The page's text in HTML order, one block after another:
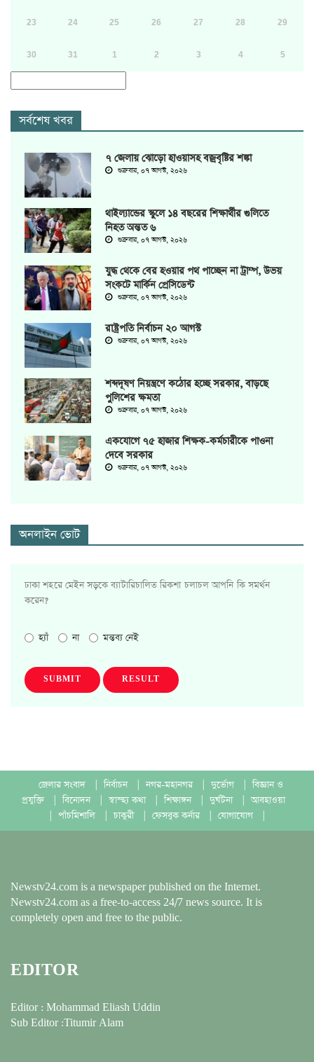
23 24 25 26 27 28 29
30 31 1 2 3 4 5
সর্বশেষ খবর
৭ জেলায় ঝোড়ো হাওয়াসহ বজ্রবৃষ্টির শঙ্কা
শুক্রবার, ০৭ আগস্ট, ২০২৬
থাইল্যান্ডের স্কুলে ১৪ বছরের শিক্ষার্থীর গুলিতে
নিহত অন্তত ৬
শুক্রবার, ০৭ আগস্ট, ২০২৬
যুদ্ধ থেকে বের হওয়ার পথ পাচ্ছেন না ট্রাম্প, উভয়
সংকটে মার্কিন প্রেসিডেন্ট
শুক্রবার, ০৭ আগস্ট, ২০২৬
রাষ্ট্রপতি নির্বাচন ২০ আগস্ট
শুক্রবার, ০৭ আগস্ট, ২০২৬
শব্দদূষণ নিয়ন্ত্রণে কঠোর হচ্ছে সরকার, বাড়ছে
পুলিশের ক্ষমতা
শুক্রবার, ০৭ আগস্ট, ২০২৬
একযোগে ৭৫ হাজার শিক্ষক-কর্মচারীকে পাওনা
দেবে সরকার
শুক্রবার, ০৭ আগস্ট, ২০২৬
অনলাইন ভোট
ঢাকা শহরে মেইন সড়কে ব্যাটারিচালিত রিকশা চলাচল আপনি কি সমর্থন
করেন?
হ্যাঁ না মন্তব্য নেই
SUBMIT RESULT
জেলার সংবাদ নির্বাচন নগর-মহানগর দুর্ভোগ
বিজ্ঞান ও
প্রযুক্তি
বিনোদন স্বাস্হ্য কথা শিক্ষাঙ্গন দুর্ঘটনা
আবহাওয়া
পাঁচমিশালি চাকুরী ফেসবুক কর্নার যোগাযোগ
Newstv24.com is a newspaper published on the Internet.
Newstv24.com as a free-to-access 24/7 news source. It is
completely open and free to the public.
EDITOR
Editor : Mohammad Eliash Uddin
Sub Editor :Titumir Alam